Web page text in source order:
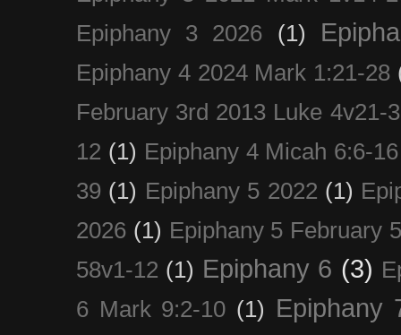
Epiphany 3 2026
(1)
Epiphany 4 2024 Mark 1:21-28
February 3rd 2013 Luke 4v21-
12 (1) Epiphany 4 Micah 6:6-16
39 (1) Epiphany 5 2022 (1)
2026 (1) Epiphany 5 February
58v1-12 (1) Epiphany 6 (3)
6 Mark 9:2-10 (1) Epiphany